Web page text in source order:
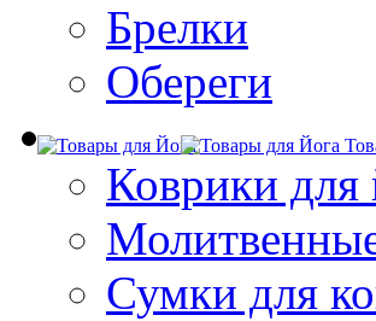
Брелки
Обереги
Коврики для
Сумки для